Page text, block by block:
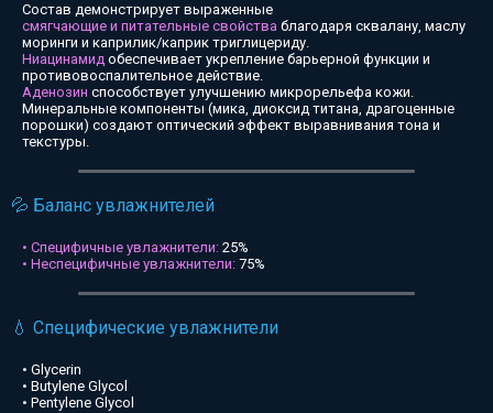
Состав демонстрирует выраженные
смягчающие и питательные свойства благодаря сквалану, маслу
моринги и каприлик/каприк триглицериду.
Ниацинамид обеспечивает укрепление барьерной функции и
противовоспалительное действие.
Аденозин способствует улучшению микрорельефа кожи.
Минеральные компоненты (мика, диоксид титана, драгоценные
порошки) создают оптический эффект выравнивания тона и
текстуры.
💦 Баланс увлажнителей
• Специфичные увлажнители: 25%
• Неспецифичные увлажнители: 75%
💧 Специфические увлажнители
• Glycerin
• Butylene Glycol
• Pentylene Glycol